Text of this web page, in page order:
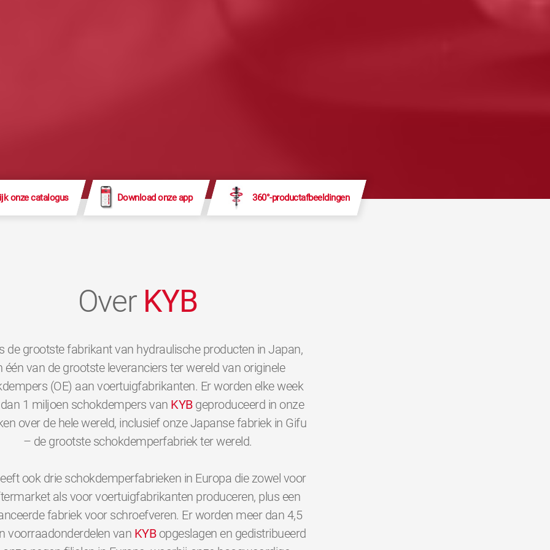
onze catalogus Download onze app 360°-productafbeeldingen
Over KYB
de grootste fabrikant van hydraulische producten in Japan,
één van de grootste leveranciers ter wereld van originele
(OE) aan voertuigfabrikanten. Er worden elke week
1 miljoen schokdempers van KYBgeproduceerd in onze
over de hele wereld, inclusief onze Japanse fabriek in Gifu
– de grootste schokdemperfabriek ter wereld.
ook drie schokdemperfabrieken in Europa die zowel voor
als voor voertuigfabrikanten produceren, plus een
fabriek voor schroefveren. Er worden meer dan 4,5
voorraadonderdelen van KYBopgeslagen en gedistribueerd